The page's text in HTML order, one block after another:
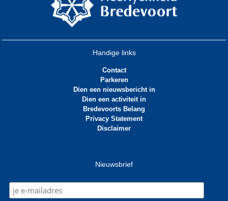
Handige links
Contact
Parkeren
Dien een nieuwsbericht in
Dien een activiteit in
Bredevoorts Belang
Privacy Statement
Disclaimer
Nieuwsbrief